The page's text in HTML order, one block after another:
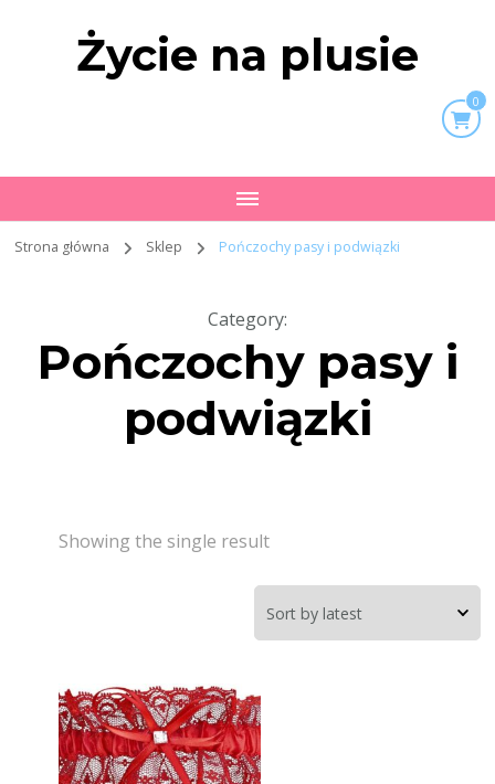
Życie na plusie
0
Strona główna Sklep Pończochy pasy i podwiązki
Category:
Pończochy pasy i
podwiązki
Showing the single result